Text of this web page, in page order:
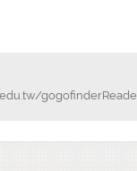
法以文獻探討法，先收